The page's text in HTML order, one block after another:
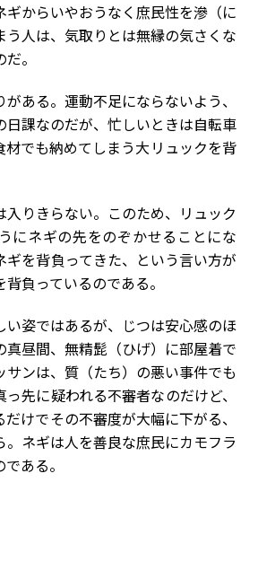
ギからいやおうなく庶民性を滲（に
う人は、気取りとは無縁の気さくな
。
ある。運動不足にならないよう、
日課なのだが、忙しいときは自転車
材でも納めてしまう大リュックを背
りきらない。このため、リュック
にネギの先をのぞかせることにな
ギを背負ってきた、という言い方が
負っているのである。
姿ではあるが、じつは安心感のほ
真昼間、無精髭（ひげ）に部屋着で
サンは、質（たち）の悪い事件でも
先に疑われる不審者なのだけど、
けでその不審度が大幅に下がる、
。ネギは人を善良な庶民にカモフラ
ある。